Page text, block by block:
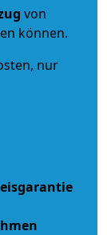
von
können.
nur